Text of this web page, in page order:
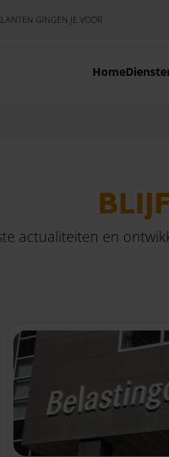
GINGEN JE VOOR
Home
actualiteiten en